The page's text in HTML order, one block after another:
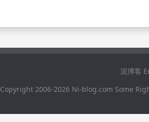
泥博客
Copyright 2006-2026 Ni-blog.com Some